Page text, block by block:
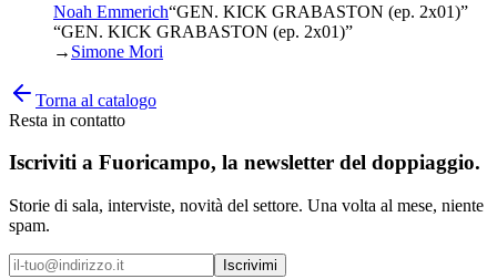
Noah Emmerich“GEN. KICK GRABASTON (ep. 2x01)”
“GEN. KICK GRABASTON (ep. 2x01)”
→ Simone Mori
Torna al catalogo
Resta in contatto
Iscriviti a Fuoricampo, la newsletter del doppiaggio.
Storie di sala, interviste, novità del settore. Una volta al mese, niente
spam.
Iscrivimi